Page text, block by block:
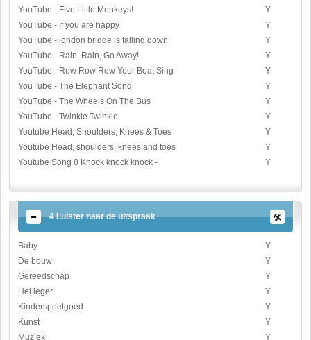
YouTube - Five Little Monkeys!
Y
YouTube - If you are happy
Y
YouTube - london bridge is falling down
Y
YouTube - Rain, Rain, Go Away!
Y
YouTube - Row Row Row Your Boat Sing
Y
YouTube - The Elephant Song
Y
YouTube - The Wheels On The Bus
Y
YouTube - Twinkle Twinkle
Y
Youtube Head, Shoulders, Knees & Toes
Y
Youtube Head, shoulders, knees and toes
Y
Youtube Song 8 Knock knock knock -
Y
4 Luister naar de uitspraak
Baby
Y
De bouw
Y
Gereedschap
Y
Het leger
Y
Kinderspeelgoed
Y
Kunst
Y
Muziek
Y